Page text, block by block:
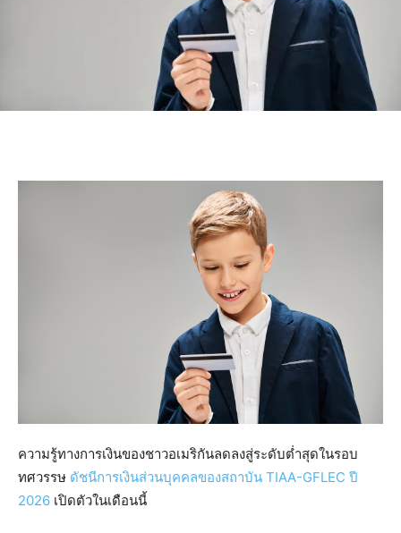
ความรู้ทางการเงินของชาวอเมริกันลดลงสู่ระดับต่ำสุดในรอบ
ทศวรรษ ดัชนีการเงินส่วนบุคคลของสถาบัน TIAA-GFLEC ปี
2026 เปิดตัวในเดือนนี้